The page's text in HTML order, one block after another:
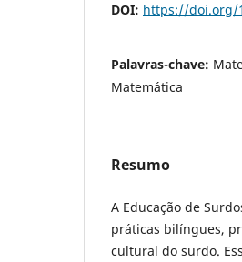
DOI: https://doi.org/
Palavras-chave:
Matemática
Resumo
A Educação de
práticas bilíngues,
cultural do surdo.